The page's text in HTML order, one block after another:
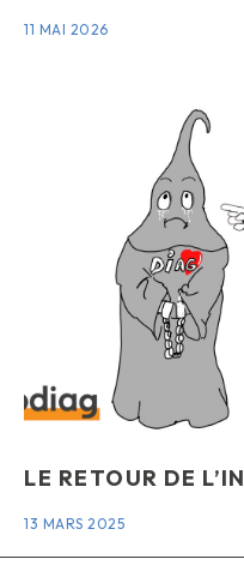
11 MAI 2026
LE RETOUR DE
13 MARS 2025